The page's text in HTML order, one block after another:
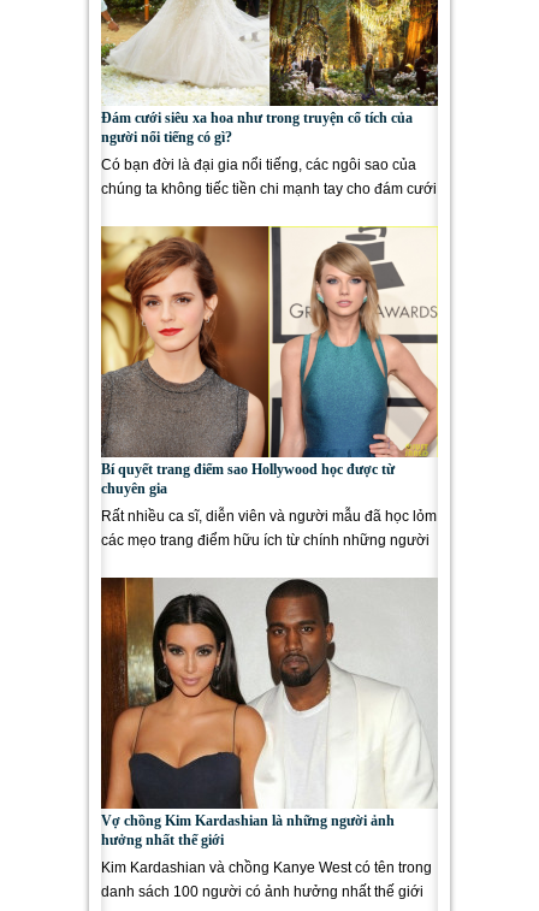
Đám cưới siêu xa hoa như trong truyện cổ tích của
người nổi tiếng có gì?
Có bạn đời là đại gia nổi tiếng, các ngôi sao của
chúng ta không tiếc tiền chi mạnh tay cho đám cưới
Bí quyết trang điểm sao Hollywood học được từ
chuyên gia
Rất nhiều ca sĩ, diễn viên và người mẫu đã học lỏm
các mẹo trang điểm hữu ích từ chính những người
Vợ chồng Kim Kardashian là những người ảnh
hưởng nhất thế giới
Kim Kardashian và chồng Kanye West có tên trong
danh sách 100 người có ảnh hưởng nhất thế giới